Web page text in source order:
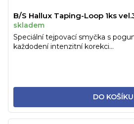
B/S Hallux Taping-Loop 1ks
skladem
DO KOŠÍKU
Speciální tejpovací smyčka s
každodení intenzitní korekci...